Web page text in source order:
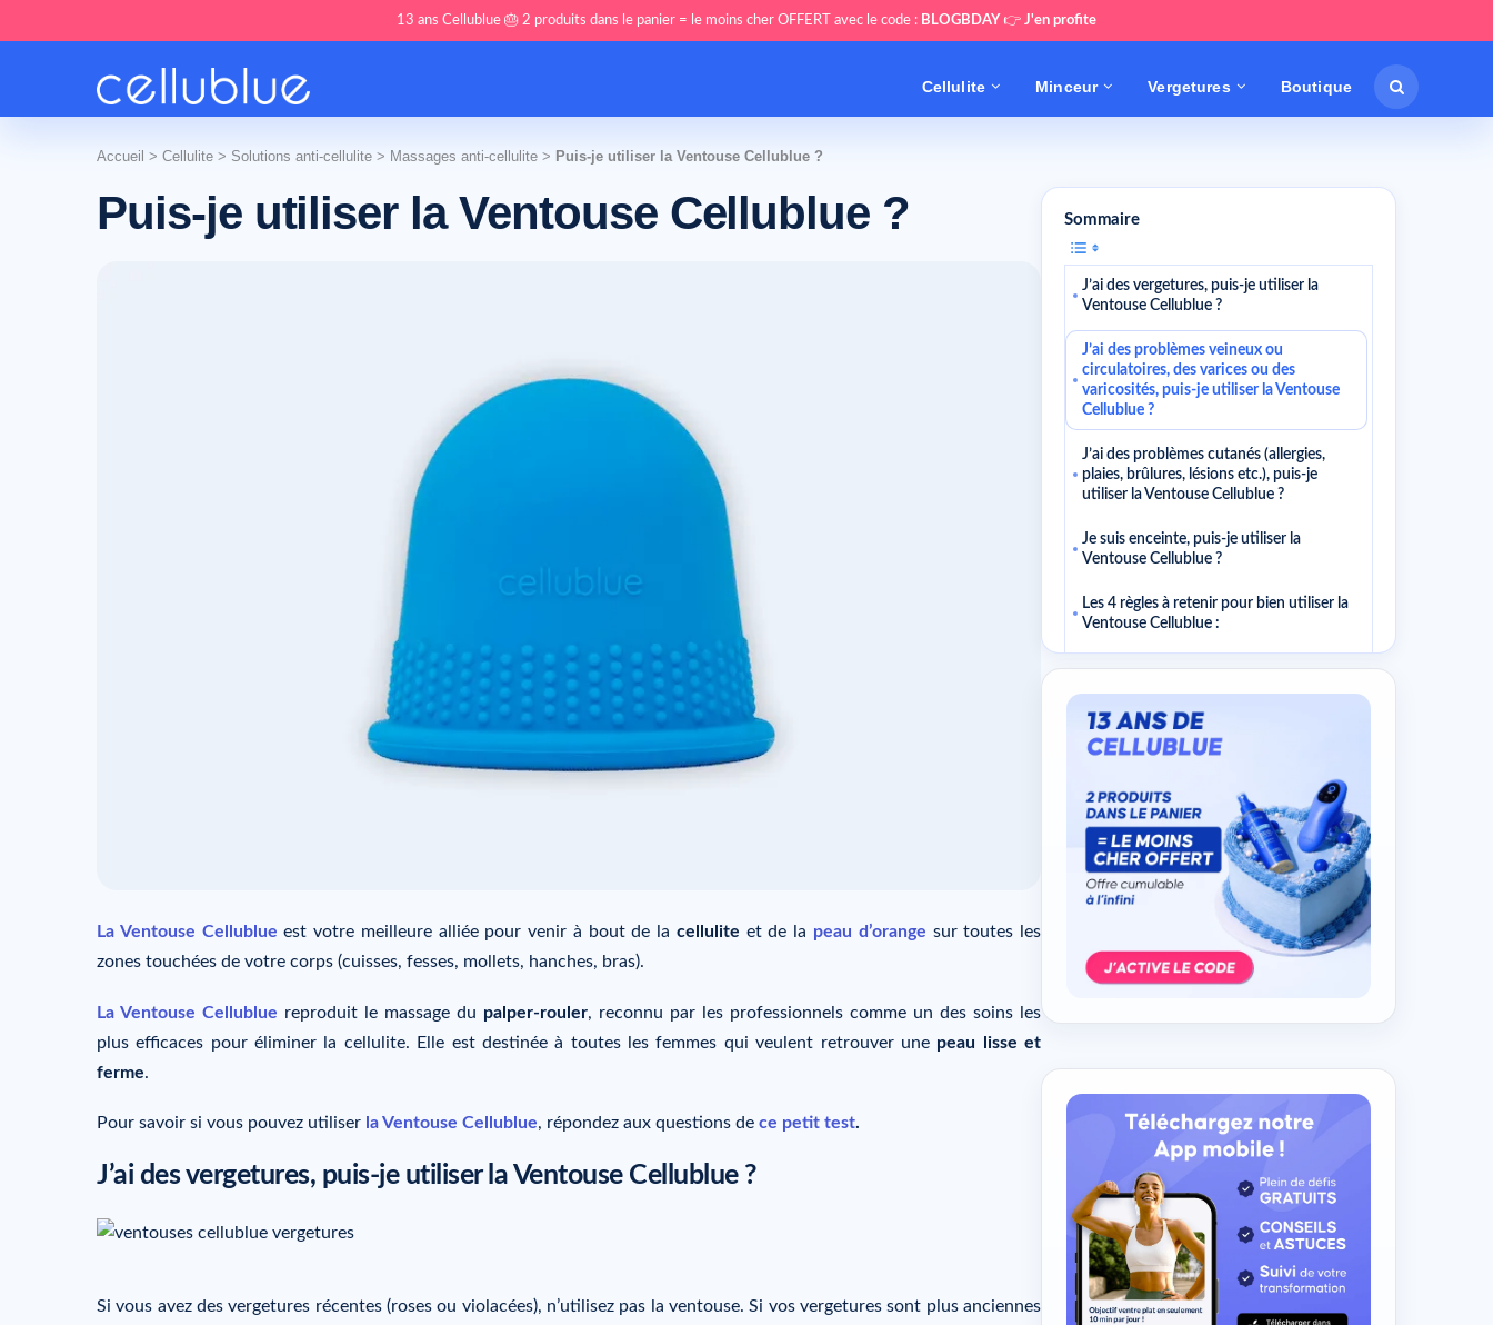
13 ans Cellublue 🎂 2 produits dans le panier = le moins cher OFFERT avec le code : BLOGBDAY 👉 J'en profite
Cellulite Minceur Vergetures Boutique
Accueil > Cellulite > Solutions anti-cellulite > Massages anti-cellulite > Puis-je utiliser la Ventouse Cellublue ?
Puis-je utiliser la Ventouse Cellublue ?
La Ventouse Cellublue est votre meilleure alliée pour venir à bout de la cellulite et de la peau d’orange sur toutes les
zones touchées de votre corps (cuisses, fesses, mollets, hanches, bras).
La Ventouse Cellublue reproduit le massage du palper-rouler, reconnu par les professionnels comme un des soins les
plus efficaces pour éliminer la cellulite. Elle est destinée à toutes les femmes qui veulent retrouver une peau lisse et
ferme.
Pour savoir si vous pouvez utiliser la Ventouse Cellublue, répondez aux questions de ce petit test.
J’ai des vergetures, puis-je utiliser la Ventouse Cellublue ?
Si vous avez des vergetures récentes (roses ou violacées), n’utilisez pas la ventouse. Si vos vergetures sont plus anciennes
Sommaire
J’ai des vergetures, puis-je utiliser la
Ventouse Cellublue ?
J’ai des problèmes veineux ou
circulatoires, des varices ou des
varicosités, puis-je utiliser la Ventouse
Cellublue ?
J’ai des problèmes cutanés (allergies,
plaies, brûlures, lésions etc.), puis-je
utiliser la Ventouse Cellublue ?
Je suis enceinte, puis-je utiliser la
Ventouse Cellublue ?
Les 4 règles à retenir pour bien utiliser la
Ventouse Cellublue :
Comment rendre ce sujet utile au
Plan d'action simple